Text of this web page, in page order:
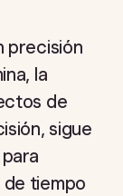
precisión
la
de
sigue
tiempo